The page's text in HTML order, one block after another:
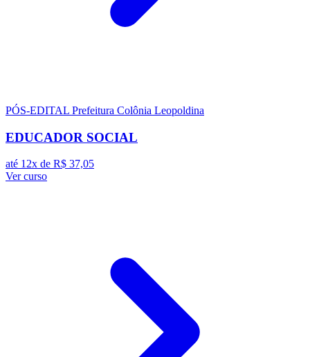
PÓS-EDITAL Prefeitura Colônia Leopoldina
EDUCADOR SOCIAL
até 12x de R$ 37,05
Ver curso